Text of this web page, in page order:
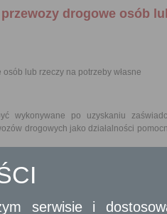
drogowe osób
lub rzeczy na potrzeby własne
wykonywane po uzyskaniu
drogowych jako działalności
serwisie i